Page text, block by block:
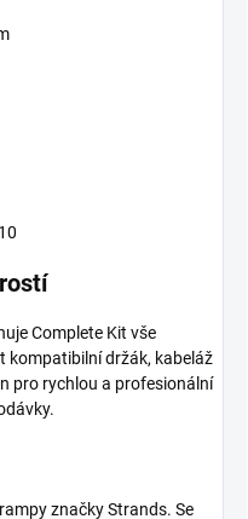
Complete Kit vše
kompatibilní držák, kabeláž
pro rychlou a profesionální
značky Strands. Se